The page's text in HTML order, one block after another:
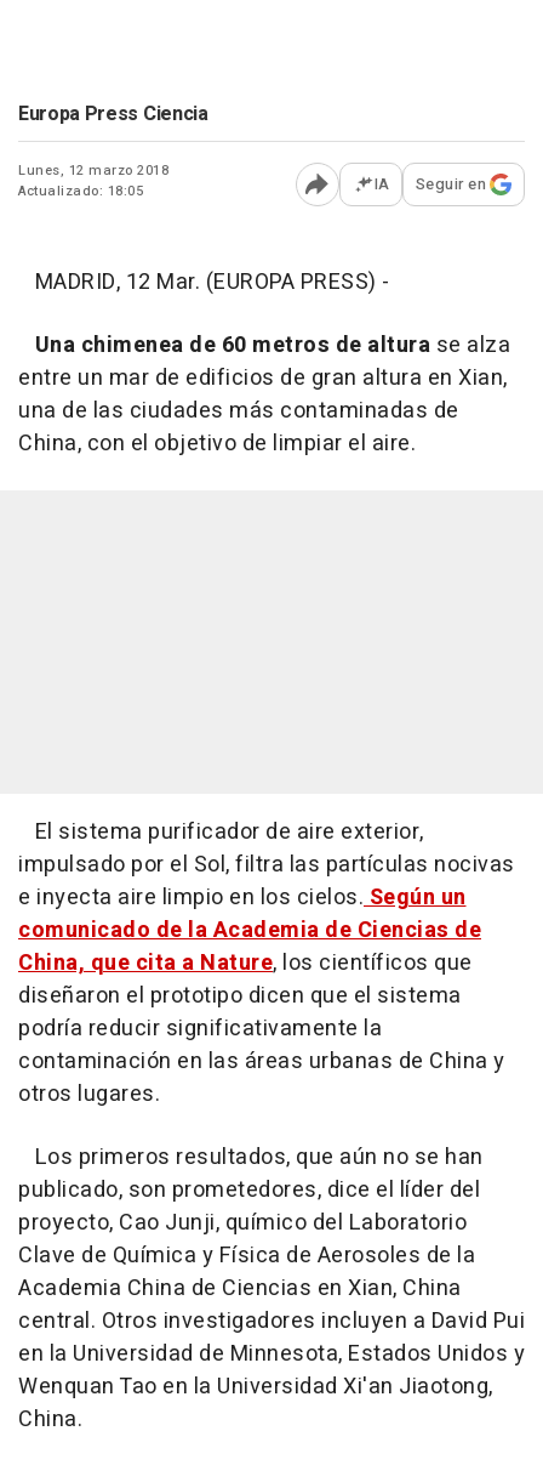
Europa Press Ciencia
Lunes, 12 marzo 2018
Actualizado: 18:05
Abrir opciones para
IA Seguir en
MADRID, 12 Mar. (EUROPA PRESS) -
Una chimenea de 60 metros de altura se alza
entre un mar de edificios de gran altura en Xian,
una de las ciudades más contaminadas de
China, con el objetivo de limpiar el aire.
El sistema purificador de aire exterior,
impulsado por el Sol, filtra las partículas nocivas
e inyecta aire limpio en los cielos.Según un
comunicado de la Academia de Ciencias de
China, que cita a Nature, los científicos que
diseñaron el prototipo dicen que el sistema
podría reducir significativamente la
contaminación en las áreas urbanas de China y
otros lugares.
Los primeros resultados, que aún no se han
publicado, son prometedores, dice el líder del
proyecto, Cao Junji, químico del Laboratorio
Clave de Química y Física de Aerosoles de la
Academia China de Ciencias en Xian, China
central. Otros investigadores incluyen a David Pui
en la Universidad de Minnesota, Estados Unidos y
Wenquan Tao en la Universidad Xi'an Jiaotong,
China.